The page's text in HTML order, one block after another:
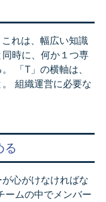
れは、幅広い知識
時に、何か１つ専
「T」の横軸は、
組織運営に必要な
る
心がけなければな
ームの中でメンバー